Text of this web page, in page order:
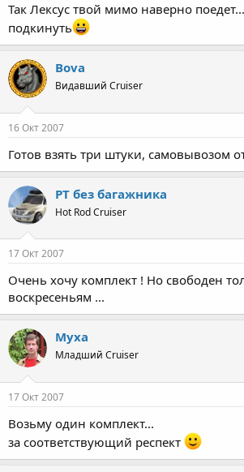
Так Лексус твой мимо наверно
подкинуть
Bova
Видавший Cruiser
16 Окт 2007
Готов взять три штуки, самовывозом
PT без багажника
Hot Rod Cruiser
17 Окт 2007
Очень хочу комплект ! Но свободен
воскресеньям ...
Myxa
Младший Cruiser
17 Окт 2007
Возьму один комплект...
за соответствующий респект